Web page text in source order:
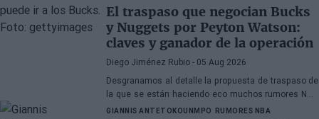
El traspaso que negocian Bucks
y Nuggets por Peyton Watson:
claves y ganador de la operación
Diego Jiménez Rubio - 05 Aug 2026
Desgranamos al detalle la propuesta de traspaso de
la que se están haciendo eco muchos rumores NBA
sobre Watson.
GIANNIS ANTETOKOUNMPO RUMORES NBA